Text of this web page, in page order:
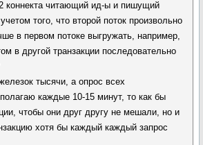
коннекта читающий ид-ы и пишущий
того, что второй поток произвольно
в первом потоке выгружать, например,
в другой транзакции последовательно
тысячи, а опрос всех
каждые 10-15 минут, то как бы
чтобы они друг другу не мешали, но и
хотя бы каждый каждый запрос